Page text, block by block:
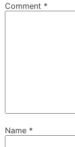
Comment *
Name *